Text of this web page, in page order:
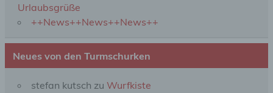
Urlaubsgrüße
++News++News++News++
Neues von den Turmschurken
stefan kutsch zu Wurfkiste
identifizierten oder identifizierbaren natürlichen
Person zugewiesen werden.
g) Verantwortlicher oder für die Verarbeitung